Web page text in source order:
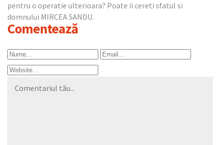
pentru o operatie ulterioara? Poate ii cereti sfatul si
domnului MIRCEA SANDU.
Comentează